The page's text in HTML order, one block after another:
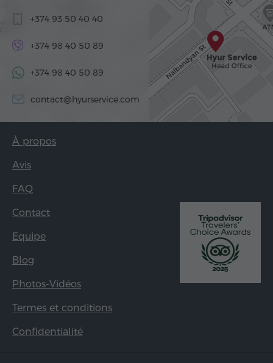
+374 93 50 40 40
+374 98 40 50 89
+374 98 40 50 89
contact@hyurservice.com
À propos
Avis
FAQ
Contact
Equipe
Blog
Photos-Vidéos
Termes et conditions
Confidentialité